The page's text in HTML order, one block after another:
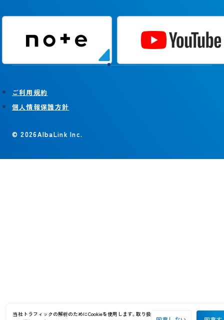
ご利用規約
個人情報保護方針
© 2026AlbaLink Inc.
当社トラフィックの解析のためにCookieを使用します。取り扱